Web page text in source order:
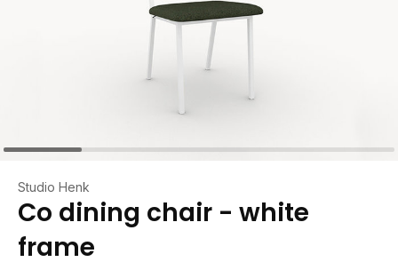
Studio Henk
Co dining chair - white
frame